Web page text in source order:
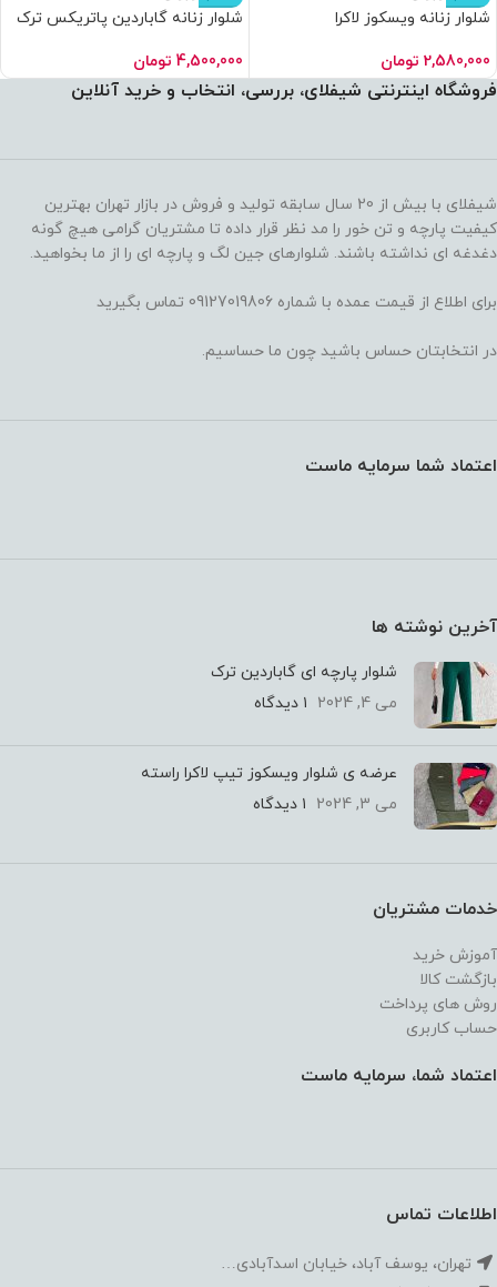
شلوار زنانه ویسکوز لاکرا
2,580,000 تومان
شلوار زنانه گاباردین پاتریکس ترک
4,500,000 تومان
فروشگاه اینترنتی شیفلای، بررسی، انتخاب و خرید آنلاین
شیفلای با بیش از 20 سال سابقه تولید و فروش در بازار تهران بهترین
کیفیت پارچه و تن خور را مد نظر قرار داده تا مشتریان گرامی هیچ گونه
دغدغه ای نداشته باشند. شلوارهای جین لگ و پارچه ای را از ما بخواهید.
برای اطلاع از قیمت عمده با شماره 09127019806 تماس بگیرید
در انتخابتان حساس باشید چون ما حساسیم.
اعتماد شما سرمایه ماست
آخرین نوشته ها
شلوار پارچه ای گاباردین ترک
می 4, 2024
۱ دیدگاه
عرضه ی شلوار ویسکوز تیپ لاکرا راسته
می 3, 2024
۱ دیدگاه
خدمات مشتریان
آموزش خرید
بازگشت کالا
روش های پرداخت
حساب کاربری
اعتماد شما، سرمایه ماست
اطلاعات تماس
تهران، یوسف آباد، خیابان اسدآبادی…